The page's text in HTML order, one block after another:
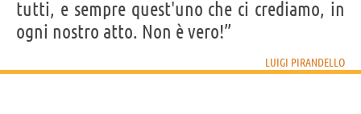
tutti, e sempre quest'uno che ci crediamo, in
ogni nostro atto. Non è vero!”
LUIGI PIRANDELLO